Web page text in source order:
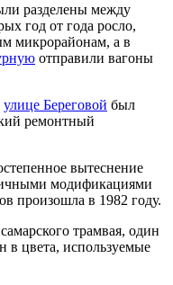
разделены между
год от года росло,
микрорайонам, а в
отправили вагоны
улице Береговой был
ремонтный
вытеснение
модификациями
произошла в 1982 году.
трамвая, один
в цвета, используемые